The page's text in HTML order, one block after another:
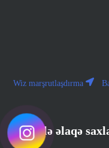
Wiz marşrutlaşdırma
Bizimlə əlaqə